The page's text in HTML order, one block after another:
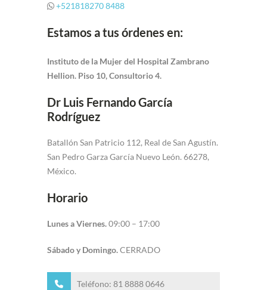
+521818270 8488
Estamos a tus órdenes en:
Instituto de la Mujer del Hospital Zambrano
Hellion. Piso 10, Consultorio 4.
Dr Luis Fernando García
Rodríguez
Batallón San Patricio 112, Real de San Agustín.
San Pedro Garza García Nuevo León. 66278,
México.
Horario
Lunes a Viernes.09:00 – 17:00
Sábado y Domingo.CERRADO
Teléfono: 81 8888 0646